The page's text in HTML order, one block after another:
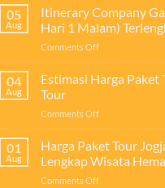
Outing
ke
Jogja
Super
untuk
Perusahaan
05
Aug
Itinerary Company
Hari 1 Malam)
Comments Offon
Company
Gathering
2H1M
Hari
1
04
Aug
Estimasi Harga Paket
Tour
Comments Offon
Harga
Paket
Tour
Jogja
01
Aug
Harga Paket Tour
Lengkap Wisata
Comments Offon